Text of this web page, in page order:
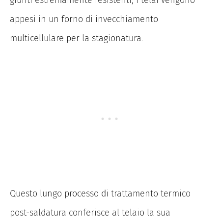
appesi in un forno di invecchiamento
multicellulare per la stagionatura.
Questo lungo processo di trattamento termico
post-saldatura conferisce al telaio la sua